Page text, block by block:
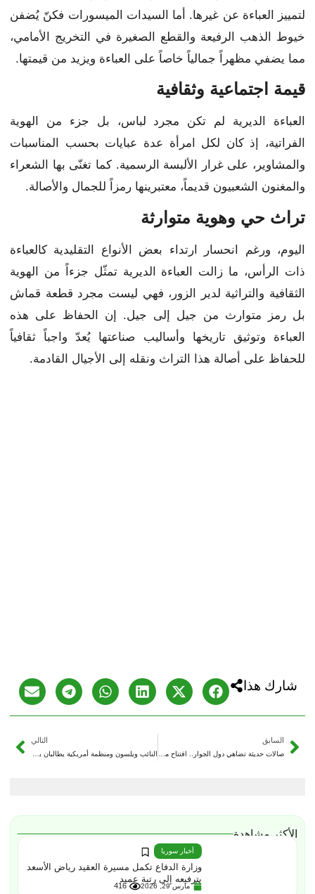
لتمييز العباءة عن غيرها. أما السيدات الميسورات فكنّ يُضفن
خيوط الذهب الرفيعة والقطع الصغيرة في التخريج الأمامي،
مما يضفي مظهراً جمالياً خاصاً على العباءة ويزيد من قيمتها.
قيمة اجتماعية وثقافية
العباءة الديرية لم تكن مجرد لباس، بل جزء من الهوية
الفراتية، إذ كان لكل امرأة عدة عبايات بحسب المناسبات
والمشاوير، على غرار الألبسة الرسمية. كما تغنّى بها الشعراء
والمغنون الشعبيون قديماً، معتبرينها رمزاً للجمال والأصالة.
تراث حي وهوية متوارثة
اليوم، ورغم انحسار ارتداء بعض الأنواع التقليدية كالعباءة
ذات الرأس، ما زالت العباءة الديرية تمثّل جزءاً من الهوية
الثقافية والتراثية لدير الزور، فهي ليست مجرد قطعة قماش
بل رمز متوارث من جيل إلى جيل. إن الحفاظ على هذه
العباءة وتوثيق تاريخها وأساليب صناعتها يُعدّ واجباً ثقافياً
للحفاظ على أصالة هذا التراث ونقله إلى الأجيال القادمة.
شارك هذا
السابق التالي
الأكثر مشاهدة
أخبار سوريا
وزارة الدفاع تكمل مسيرة العقيد رياض الأسعد
بترفيعه إلى رتبة عميد
مارس 29, 2026 416